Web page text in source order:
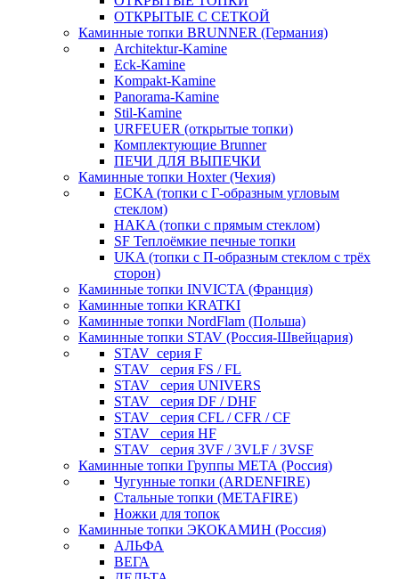
ОТКРЫТЫЕ С СЕТКОЙ
Каминные топки BRUNNER (Германия)
Architektur-Kamine
Eck-Kamine
Kompakt-Kamine
Panorama-Kamine
Stil-Kamine
URFEUER (открытые топки)
Комплектующие Brunner
ПЕЧИ ДЛЯ ВЫПЕЧКИ
Каминные топки Hoxter (Чехия)
ECKA (топки с Г-образным угловым
стеклом)
HAKA (топки с прямым стеклом)
SF Теплоёмкие печные топки
UKA (топки с П-образным стеклом с трёх
сторон)
Каминные топки INVICTA (Франция)
Каминные топки KRATKI
Каминные топки NordFlam (Польша)
Каминные топки STAV (Россия-Швейцария)
STAV_серия F
STAV_ серия FS / FL
STAV_ серия UNIVERS
STAV_ серия DF / DHF
STAV_ серия CFL / CFR / CF
STAV_ серия HF
STAV_ серия 3VF / 3VLF / 3VSF
Каминные топки Группы МЕТА (Россия)
Чугунные топки (ARDENFIRE)
Стальные топки (METAFIRE)
Ножки для топок
Каминные топки ЭКОКАМИН (Россия)
АЛЬФА
ВЕГА